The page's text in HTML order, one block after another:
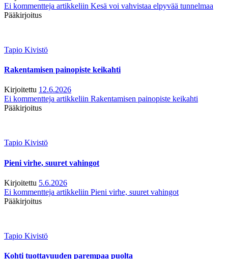
Ei kommentteja artikkeliin Kesä voi vahvistaa elpyvää tunnelmaa
Pääkirjoitus
Tapio Kivistö
Rakentamisen painopiste keikahti
Kirjoitettu 12.6.2026
Ei kommentteja artikkeliin Rakentamisen painopiste keikahti
Pääkirjoitus
Tapio Kivistö
Pieni virhe, suuret vahingot
Kirjoitettu 5.6.2026
Ei kommentteja artikkeliin Pieni virhe, suuret vahingot
Pääkirjoitus
Tapio Kivistö
Kohti tuottavuuden parempaa puolta